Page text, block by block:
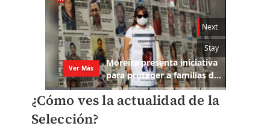
¿Cómo ves la actualidad de la
Selección?